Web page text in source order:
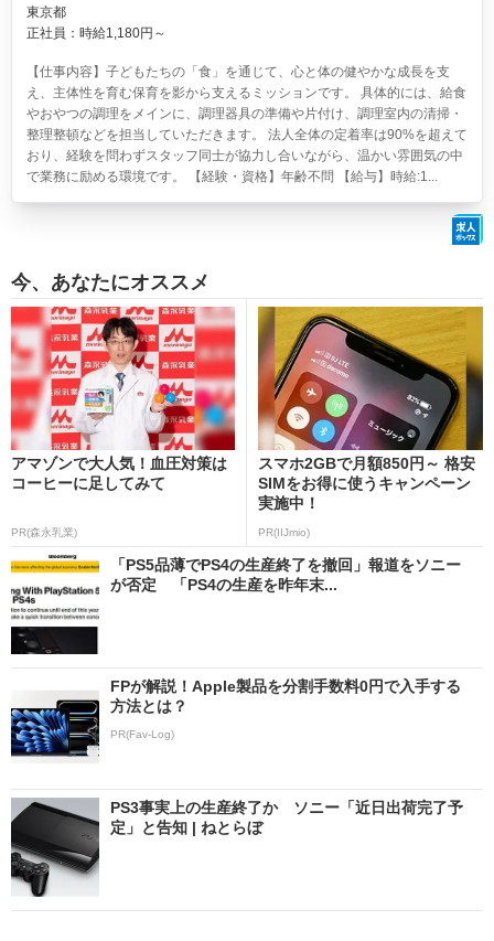
東京都
正社員：時給1,180円～
【仕事内容】子どもたちの「食」を通じて、心と体の健やかな成長を支
え、主体性を育む保育を影から支えるミッションです。 具体的には、給食
やおやつの調理をメインに、調理器具の準備や片付け、調理室内の清掃・
整理整頓などを担当していただきます。 法人全体の定着率は90%を超えて
おり、経験を問わずスタッフ同士が協力し合いながら、温かい雰囲気の中
で業務に励める環境です。 【経験・資格】年齢不問 【給与】時給:1...
今、あなたにオススメ
アマゾンで大人気！血圧対策は
コーヒーに足してみて
PR(森永乳業)
スマホ2GBで月額850円～ 格安
SIMをお得に使うキャンペーン
実施中！
PR(IIJmio)
「PS5品薄でPS4の生産終了を撤回」報道をソニー
が否定 「PS4の生産を昨年末...
FPが解説！Apple製品を分割手数料0円で入手する
方法とは？
PR(Fav-Log)
PS3事実上の生産終了か ソニー「近日出荷完了予
定」と告知 | ねとらぼ